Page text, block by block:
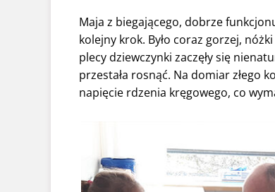
Maja z biegającego, dobrze
kolejny krok. Było coraz gorzej,
plecy dziewczynki zaczęły się
przestała rosnąć. Na domiar złego
napięcie rdzenia kręgowego, co